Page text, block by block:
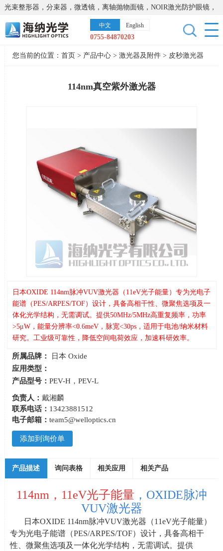
光束整形器，分束器，微透镜，离轴抛物面镜，NOIR激光防护眼镜，
太阳能模拟器，显微镜载物台，激光器，光谱仪，红外热像仪，激光
晶体
中文 English
0755-84870203
您当前的位置： 首页 > 产品中心> 激光器及附件 > 皮秒激光器
114nm真空紫外激光器
日本OXIDE 114nm脉冲VUV激光器（11eV光子能量）专为光电子
能谱（PES/ARPES/TOF）设计，具备高相干性、微聚焦选项及一
体化光学结构，无需调试。提供50MHz/5MHz高重复频率，功率
>5μW，能量分辨率<0.6meV，脉宽<30ps，适用于电池/纳米材料
研究。工业级可靠性，降低空间电荷效应，加速科研效率。
所属品牌：
日本 Oxide
应用类型：
产品型号：PEV-H，PEV-L
负责人：戴湘麟
联系电话： 13423881512
电子邮箱：team5@welloptics.cn
添加到询价单
产品描述 询问表格 相关应用 相关产品
114nm，11eV光子能量 ，OXIDE脉冲
VUV激光器
日本OXIDE 114nm脉冲VUV激光器（11eV光子能量）
专为光电子能谱（PES/ARPES/TOF）设计，具备高相干
性、微聚焦选项及一体化光学结构，无需调试。提供